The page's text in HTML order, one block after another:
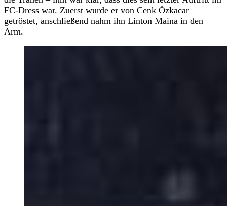
FC-Dress war. Zuerst wurde er von Cenk Özkacar
getröstet, anschließend nahm ihn Linton Maina in den
Arm.